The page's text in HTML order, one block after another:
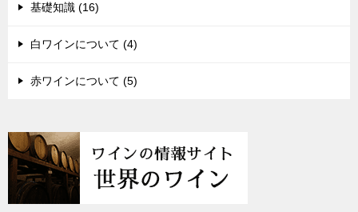
基礎知識 (16)
白ワインについて (4)
赤ワインについて (5)